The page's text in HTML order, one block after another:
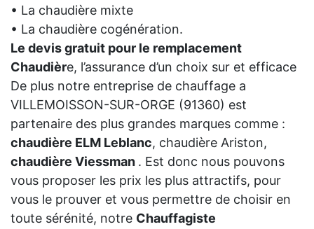
• La chaudière mixte
• La chaudière cogénération.
Le devis gratuit pour le remplacement
Chaudière, l’assurance d’un choix sur et efficace
De plus notre entreprise de chauffage a
VILLEMOISSON-SUR-ORGE (91360) est
partenaire des plus grandes marques comme :
chaudière ELM Leblanc, chaudière Ariston,
chaudière Viessman . Est donc nous pouvons
vous proposer les prix les plus attractifs, pour
vous le prouver et vous permettre de choisir en
toute sérénité, notre Chauffagiste